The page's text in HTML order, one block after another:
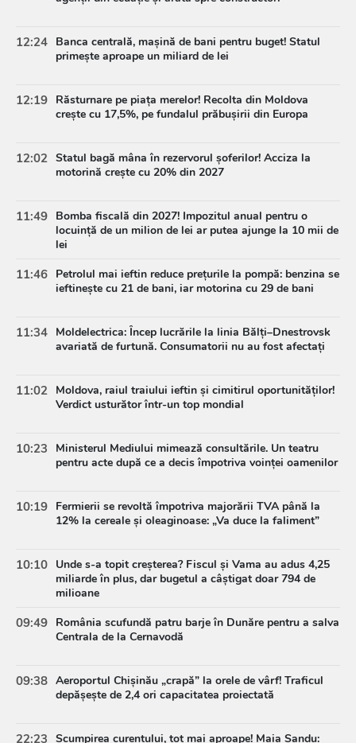
12:24 Banca centrală, mașină de bani pentru buget! Statul
primește aproape un miliard de lei
12:19 Răsturnare pe piața merelor! Recolta din Moldova
crește cu 17,5%, pe fundalul prăbușirii din Europa
12:02 Statul bagă mâna în rezervorul șoferilor! Acciza la
motorină crește cu 20% din 2027
11:49 Bomba fiscală din 2027! Impozitul anual pentru o
locuință de un milion de lei ar putea ajunge la 10 mii de
lei
11:46 Petrolul mai ieftin reduce prețurile la pompă: benzina se
ieftinește cu 21 de bani, iar motorina cu 29 de bani
11:34 Moldelectrica: Încep lucrările la linia Bălți–Dnestrovsk
avariată de furtună. Consumatorii nu au fost afectați
11:02 Moldova, raiul traiului ieftin și cimitirul oportunităților!
Verdict usturător într-un top mondial
10:23
Ministerul Mediului mimează consultările. Un teatru
pentru acte după ce a decis împotriva voinței oamenilor
10:19 Fermierii se revoltă împotriva majorării TVA până la
12% la cereale și oleaginoase: „Va duce la faliment”
10:10 Unde s-a topit creșterea? Fiscul și Vama au adus 4,25
miliarde în plus, dar bugetul a câștigat doar 794 de
milioane
09:49 România scufundă patru barje în Dunăre pentru a salva
Centrala de la Cernavodă
09:38 Aeroportul Chișinău „crapă” la orele de vârf! Traficul
depășește de 2,4 ori capacitatea proiectată
22:23 Scumpirea curentului, tot mai aproape! Maia Sandu: